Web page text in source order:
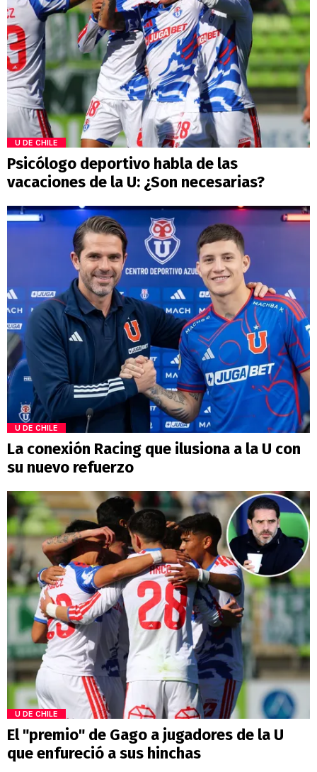
U DE CHILE
Psicólogo deportivo habla de las
vacaciones de la U: ¿Son necesarias?
U DE CHILE
La conexión Racing que ilusiona a la U con
su nuevo refuerzo
U DE CHILE
El "premio" de Gago a jugadores de la U
que enfureció a sus hinchas